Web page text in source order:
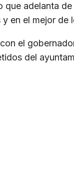
adelanta
en el mejor
el
del